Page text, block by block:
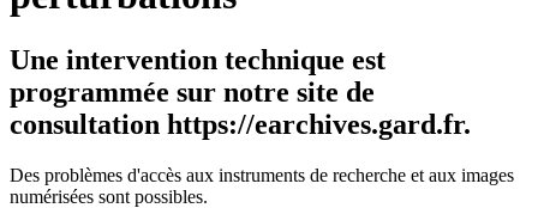
Une intervention technique est
programmée sur notre site de
consultation https://earchives.gard.fr.
Des problèmes d'accès aux instruments de recherche et aux images
numérisées sont possibles.